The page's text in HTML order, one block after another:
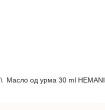
\ Масло од урма 30 ml HEMANI